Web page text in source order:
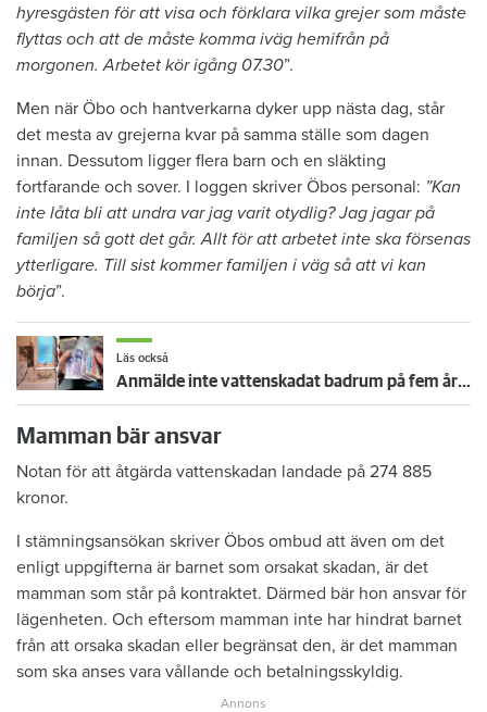
hyresgästen för att visa och förklara vilka grejer som måste
flyttas och att de måste komma iväg hemifrån på
morgonen. Arbetet kör igång 07.30”.
Men när Öbo och hantverkarna dyker upp nästa dag, står
det mesta av grejerna kvar på samma ställe som dagen
innan. Dessutom ligger flera barn och en släkting
fortfarande och sover. I loggen skriver Öbos personal: ”Kan
inte låta bli att undra var jag varit otydlig? Jag jagar på
familjen så gott det går. Allt för att arbetet inte ska försenas
ytterligare. Till sist kommer familjen i väg så att vi kan
börja”.
Läs också
Anmälde inte vattenskadat badrum på fem år – krävs på 125 000 kronor
Mamman bär ansvar
Notan för att åtgärda vattenskadan landade på 274 885
kronor.
I stämningsansökan skriver Öbos ombud att även om det
enligt uppgifterna är barnet som orsakat skadan, är det
mamman som står på kontraktet. Därmed bär hon ansvar för
lägenheten. Och eftersom mamman inte har hindrat barnet
från att orsaka skadan eller begränsat den, är det mamman
som ska anses vara vållande och betalningsskyldig.